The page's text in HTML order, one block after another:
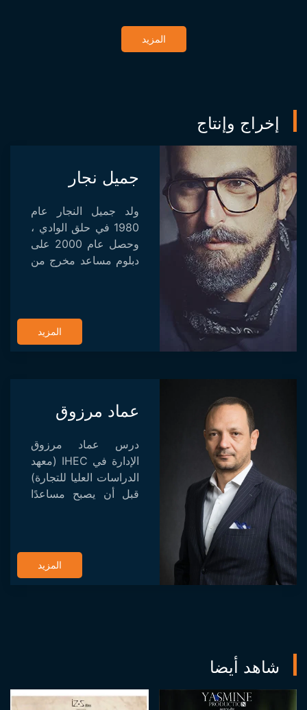
المزيد
إخراج وإنتاج
جميل نجار
ولد جميل النجار عام
1980 في حلق الوادي ،
وحصل عام 2000 على
دبلوم مساعد مخرج من
أخرج أول فيلم قصير له
المزيد
عماد مرزوق
درس عماد مرزوق
الإدارة في IHEC (معهد
الدراسات العليا للتجارة)
قبل أن يصبح مساعدًا
بلخادي ، المخرج. حقق
المسلسل نجاح...
المزيد
شاهد أيضا